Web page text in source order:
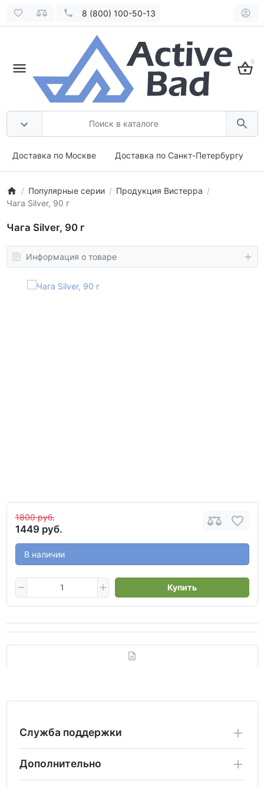
8 (800) 100-50-13
0
Доставка по Москве Доставка по Санкт-Петербургу
Популярные серии
Продукция Вистерра
Чага Silver, 90 г
Чага Silver, 90 г
Информация о товаре
1800 руб.
1449 руб.
В наличии
Купить
Служба поддержки
Дополнительно